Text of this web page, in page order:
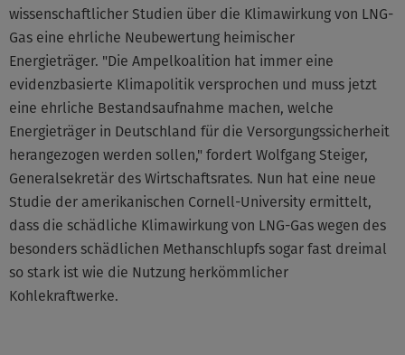
wissenschaftlicher Studien über die Klimawirkung von LNG-
Gas eine ehrliche Neubewertung heimischer
Energieträger. "Die Ampelkoalition hat immer eine
evidenzbasierte Klimapolitik versprochen und muss jetzt
eine ehrliche Bestandsaufnahme machen, welche
Energieträger in Deutschland für die Versorgungssicherheit
herangezogen werden sollen," fordert Wolfgang Steiger,
Generalsekretär des Wirtschaftsrates. Nun hat eine neue
Studie der amerikanischen Cornell-University ermittelt,
dass die schädliche Klimawirkung von LNG-Gas wegen des
besonders schädlichen Methanschlupfs sogar fast dreimal
so stark ist wie die Nutzung herkömmlicher
Kohlekraftwerke.